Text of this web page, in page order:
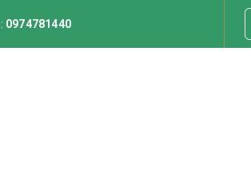
0974781440